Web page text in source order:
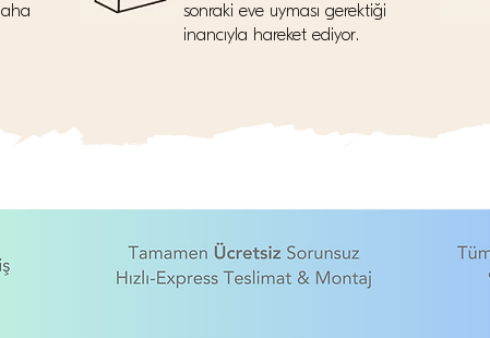
sonraki eve uyması gerektiği
inancıyla hareket ediyor.